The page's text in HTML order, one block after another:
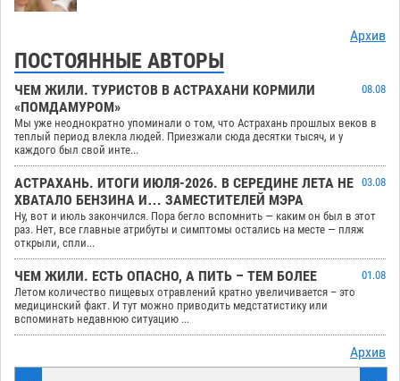
Архив
ПОСТОЯННЫЕ АВТОРЫ
ЧЕМ ЖИЛИ. ТУРИСТОВ В АСТРАХАНИ КОРМИЛИ
«ПОМДАМУРОМ»
08.08
Мы уже неоднократно упоминали о том, что Астрахань прошлых веков в
теплый период влекла людей. Приезжали сюда десятки тысяч, и у
каждого был свой инте...
АСТРАХАНЬ. ИТОГИ ИЮЛЯ-2026. В СЕРЕДИНЕ ЛЕТА НЕ
ХВАТАЛО БЕНЗИНА И… ЗАМЕСТИТЕЛЕЙ МЭРА
03.08
Ну, вот и июль закончился. Пора бегло вспомнить — каким он был в этот
раз. Нет, все главные атрибуты и симптомы остались на месте — пляж
открыли, спли...
ЧЕМ ЖИЛИ. ЕСТЬ ОПАСНО, А ПИТЬ – ТЕМ БОЛЕЕ
01.08
Летом количество пищевых отравлений кратно увеличивается – это
медицинский факт. И тут можно приводить медстатистику или
вспоминать недавнюю ситуацию ...
Архив